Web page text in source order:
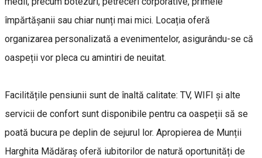
împărtășanii sau chiar nunți mai mici. Locația oferă
organizarea personalizată a evenimentelor, asigurându-se că
oaspeții vor pleca cu amintiri de neuitat.
Facilitățile pensiunii sunt de înaltă calitate: TV, WIFI și alte
servicii de confort sunt disponibile pentru ca oaspeții să se
poată bucura pe deplin de sejurul lor. Apropierea de Munții
Harghita Mădăraș oferă iubitorilor de natură oportunități de